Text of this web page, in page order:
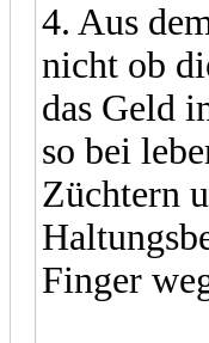
4. Aus
nicht ob
das Geld
so bei
Züchtern
Finger